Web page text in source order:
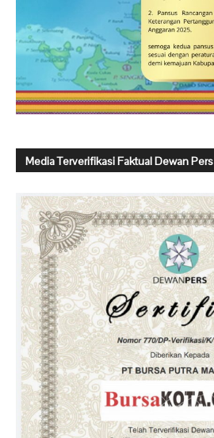
Media Terverifikasi Faktual Dewan Pers